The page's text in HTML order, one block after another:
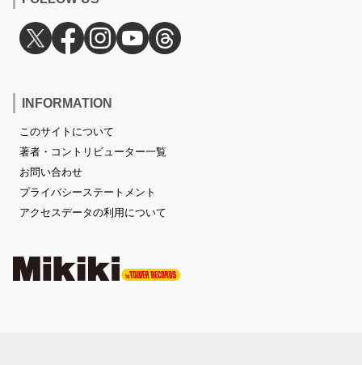
INFORMATION
このサイトについて
著者・コントリビューター一覧
お問い合わせ
プライバシーステートメント
アクセスデータの利用について